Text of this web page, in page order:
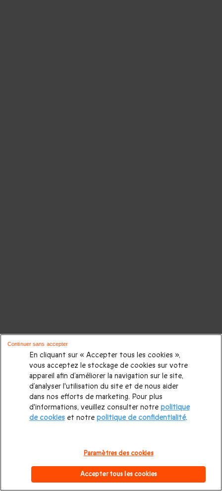
En cliquant sur « Accepter tous les cookies »,
vous acceptez le stockage de cookies sur votre
appareil afin d’améliorer la navigation sur le site,
d’analyser l'utilisation du site et de nous aider
dans nos efforts de marketing. Pour plus
d'informations, veuillez consulter notre politique
de cookieset notre politique de confidentialité.
Paramètres des cookies
Accepter tous les cookies
Continuer sans accepter